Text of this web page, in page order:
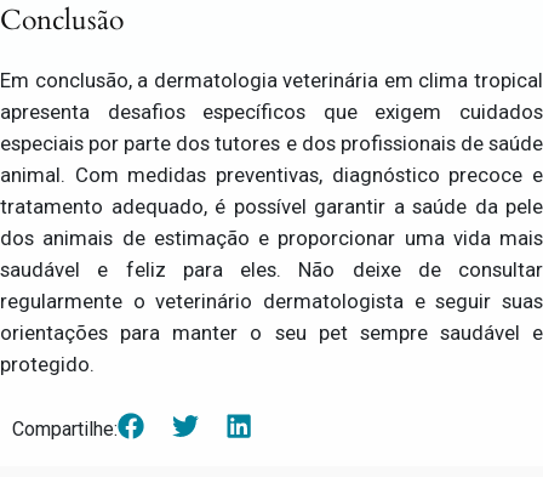
Conclusão
Em conclusão, a dermatologia veterinária em clima tropical
apresenta desafios específicos que exigem cuidados
especiais por parte dos tutores e dos profissionais de saúde
animal. Com medidas preventivas, diagnóstico precoce e
tratamento adequado, é possível garantir a saúde da pele
dos animais de estimação e proporcionar uma vida mais
saudável e feliz para eles. Não deixe de consultar
regularmente o veterinário dermatologista e seguir suas
orientações para manter o seu pet sempre saudável e
protegido.
Compartilhe: